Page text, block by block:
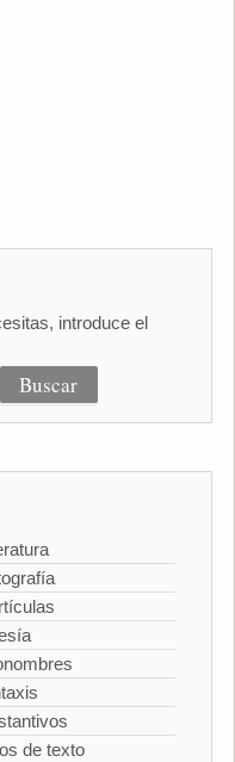
introduce el
de texto